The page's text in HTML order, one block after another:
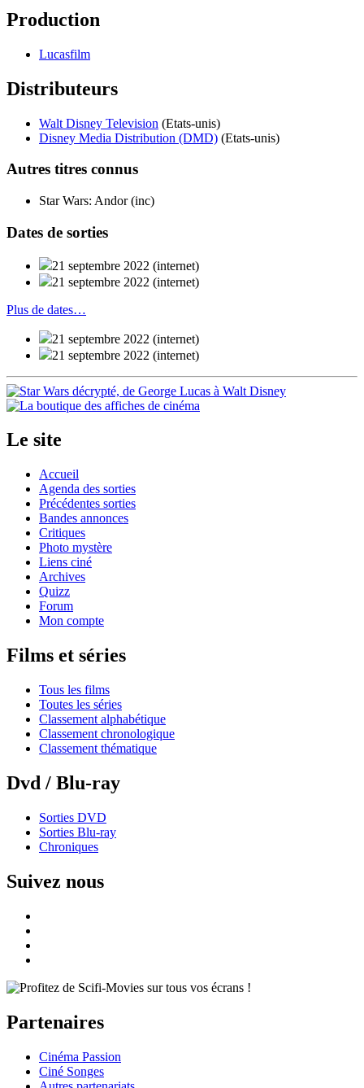
Production
Lucasfilm
Distributeurs
Walt Disney Television (Etats-unis)
Disney Media Distribution (DMD) (Etats-unis)
Autres titres connus
Star Wars: Andor (inc)
Dates de sorties
21 septembre 2022 (internet)
21 septembre 2022 (internet)
Plus de dates…
21 septembre 2022 (internet)
21 septembre 2022 (internet)
Le site
Accueil
Agenda des sorties
Précédentes sorties
Bandes annonces
Critiques
Photo mystère
Liens ciné
Archives
Quizz
Forum
Mon compte
Films et séries
Tous les films
Toutes les séries
Classement alphabétique
Classement chronologique
Classement thématique
Dvd / Blu-ray
Sorties DVD
Sorties Blu-ray
Chroniques
Suivez nous
Partenaires
Cinéma Passion
Ciné Songes